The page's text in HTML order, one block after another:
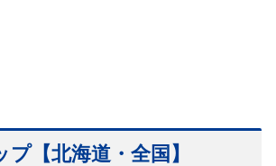
プ【北海道・全国】